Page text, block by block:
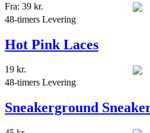
Fra: 39 kr.
48-timers Levering
Hot Pink Laces
19 kr.
48-timers Levering
Sneakerground